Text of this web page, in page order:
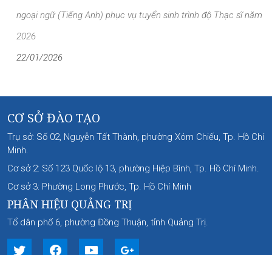
ngoại ngữ (Tiếng Anh) phục vụ tuyển sinh trình độ Thạc sĩ năm
2026
22/01/2026
CƠ SỞ ĐÀO TẠO
Trụ sở: Số 02, Nguyễn Tất Thành, phường Xóm Chiếu, Tp. Hồ Chí
Minh.
Cơ sở 2: Số 123 Quốc lộ 13, phường Hiệp Bình, Tp. Hồ Chí Minh.
Cơ sở 3: Phường Long Phước, Tp. Hồ Chí Minh
PHÂN HIỆU QUẢNG TRỊ
Tổ dân phố 6, phường Đồng Thuận, tỉnh Quảng Trị.